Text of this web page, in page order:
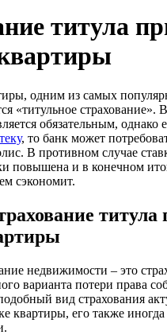
титула
одним из самых
«титульное страхование».
обязательным, однако
, то банк может
В противном случае
повышена и в конечном
сэкономит.
титула
недвижимости – это
варианта потери права
вид страхования
квартиры, его также